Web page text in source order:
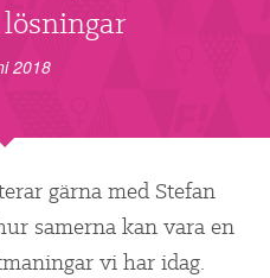
2018
gärna med Stefan
samerna kan vara en
vi har idag.